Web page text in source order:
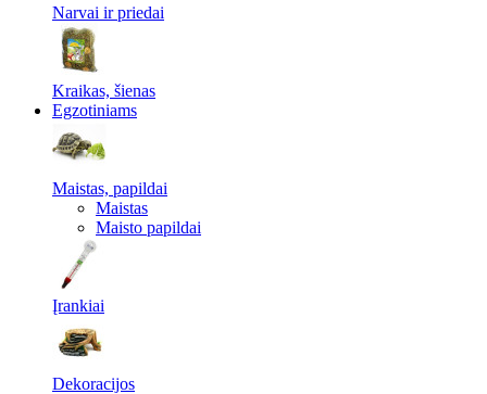
Narvai ir priedai
Kraikas, šienas
Egzotiniams
Maistas, papildai
Maistas
Maisto papildai
Įrankiai
Dekoracijos